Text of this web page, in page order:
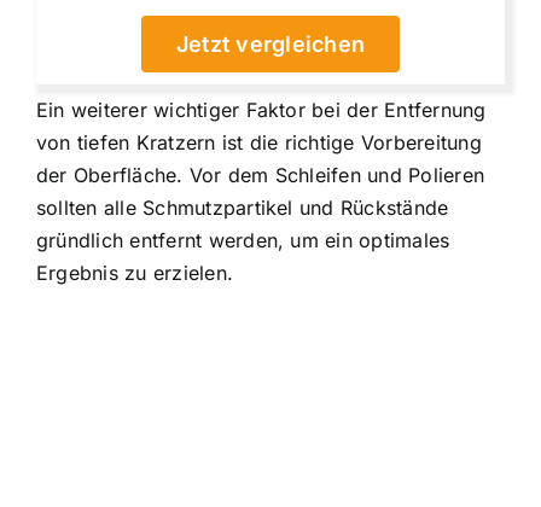
Jetzt vergleichen
Ein weiterer wichtiger Faktor bei der Entfernung
von tiefen Kratzern ist die richtige Vorbereitung
der Oberfläche. Vor dem Schleifen und Polieren
sollten alle Schmutzpartikel und Rückstände
gründlich entfernt werden, um ein optimales
Ergebnis zu erzielen.